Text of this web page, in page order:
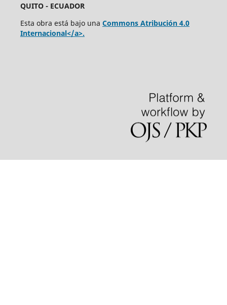
QUITO - ECUADOR
Esta obra está bajo una Commons Atribución 4.0
Internacional</a>.